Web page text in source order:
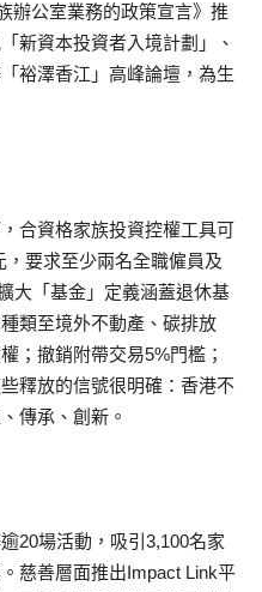
辦公室業務的政策宣言》推
新資本投資者入境計劃」、
裕澤香江」高峰論壇，為生
合資格家族投資控權工具可
要求至少兩名全職僱員及
大「基金」定義涵蓋退休基
類至境外不動產、碳排放
；撤銷附帶交易5%門檻；
釋放的信號很明確：香港不
傳承、創新。
20場活動，吸引3,100名家
慈善層面推出Impact Link平